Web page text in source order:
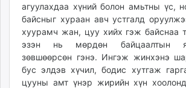
агуулахдаа хүний болон амьтны үс,
байсныг хураан авч устгалд
хуурамч жан, цуу хийх гэж байснаа
эзэн нь мөрдөн байцаалтын
зөвшөөрсөн гэнэ. Ингэж жинхэнэ
бус элдэв хүчил, бодис хутгаж
цууны амт үнэр жирийн хүн